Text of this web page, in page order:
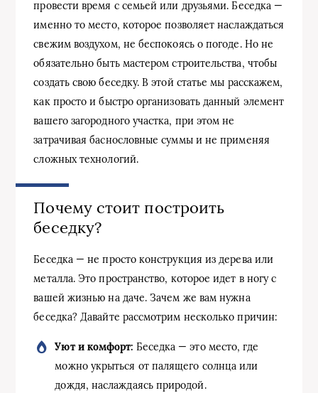
провести время с семьей или друзьями. Беседка —
именно то место, которое позволяет наслаждаться
свежим воздухом, не беспокоясь о погоде. Но не
обязательно быть мастером строительства, чтобы
создать свою беседку. В этой статье мы расскажем,
как просто и быстро организовать данный элемент
вашего загородного участка, при этом не
затрачивая баснословные суммы и не применяя
сложных технологий.
Почему стоит построить
беседку?
Беседка — не просто конструкция из дерева или
металла. Это пространство, которое идет в ногу с
вашей жизнью на даче. Зачем же вам нужна
беседка? Давайте рассмотрим несколько причин:
Уют и комфорт: Беседка — это место, где
можно укрыться от палящего солнца или
дождя, наслаждаясь природой.